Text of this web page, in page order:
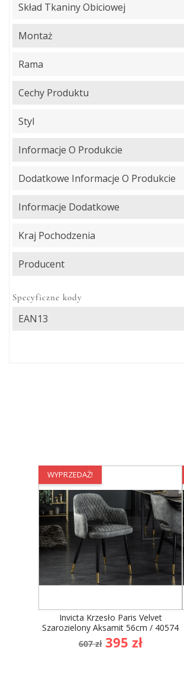
Skład Tkaniny Obiciowej
Montaż
Rama
Cechy Produktu
Styl
Informacje O Produkcie
Dodatkowe Informacje O Produkcie
Informacje Dodatkowe
Kraj Pochodzenia
Producent
Specyficzne kody
EAN13
WYPRZEDAŻ!
Invicta Krzesło Paris Velvet
Szarozielony Aksamit 56cm / 40574
Cena
podstawowa
607 zł Cena
395 zł